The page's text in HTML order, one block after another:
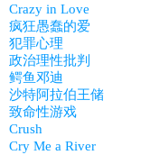
Crazy in Love
疯狂愚蠢的爱
犯罪心理
政治理性批判
鳄鱼邓迪
沙特阿拉伯王储
致命性游戏
Crush
Cry Me a River